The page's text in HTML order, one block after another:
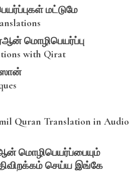
மட்டுமே
மொழிபெயர்ப்பு
with Qirat
Quran Translation in Audio
மொழிபெயர்ப்பையும்
செய்ய இங்கே